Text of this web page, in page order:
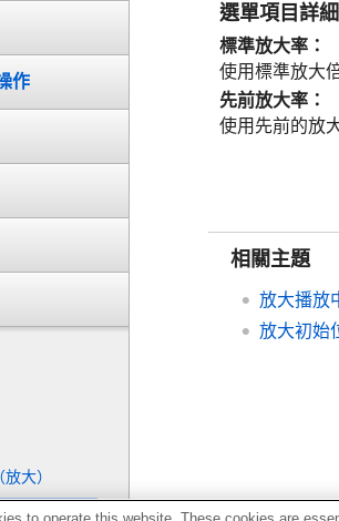
選單項目詳
標準放大率 ：
使用標準放大
先前放大率 ：
使用先前的放
相關主題
放大播放
放大初始
作
放大）